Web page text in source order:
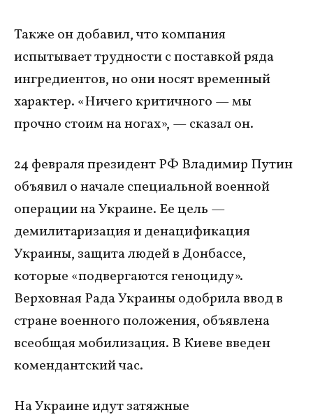
Также он добавил, что компания
испытывает трудности с поставкой ряда
ингредиентов, но они носят временный
характер. «Ничего критичного — мы
прочно стоим на ногах», — сказал он.
24 февраля президент РФ Владимир Путин
объявил о начале специальной военной
операции на Украине. Ее цель —
демилитаризация и денацификация
Украины, защита людей в Донбассе,
которые «подвергаются геноциду».
Верховная Рада Украины одобрила ввод в
стране военного положения, объявлена
всеобщая мобилизация. В Киеве введен
комендантский час.
На Украине идут затяжные